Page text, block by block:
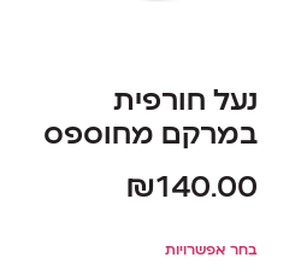
נעל חורפית
במרקם מחוספס
₪140.00
בחר אפשרויות